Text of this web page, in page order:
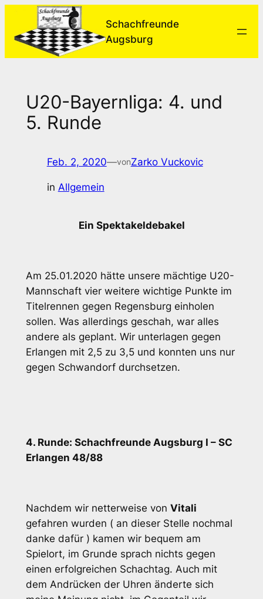
springen
Schachfreunde
Augsburg
U20-Bayernliga: 4. und
5. Runde
Feb. 2, 2020—vonZarko Vuckovic
in Allgemein
Ein Spektakeldebakel
Am 25.01.2020 hätte unsere mächtige U20-
Mannschaft vier weitere wichtige Punkte im
Titelrennen gegen Regensburg einholen
sollen. Was allerdings geschah, war alles
andere als geplant. Wir unterlagen gegen
Erlangen mit 2,5 zu 3,5 und konnten uns nur
gegen Schwandorf durchsetzen.
4. Runde: Schachfreunde Augsburg I – SC
Erlangen 48/88
Nachdem wir netterweise von Vitali
gefahren wurden ( an dieser Stelle nochmal
danke dafür ) kamen wir bequem am
Spielort, im Grunde sprach nichts gegen
einen erfolgreichen Schachtag. Auch mit
dem Andrücken der Uhren änderte sich